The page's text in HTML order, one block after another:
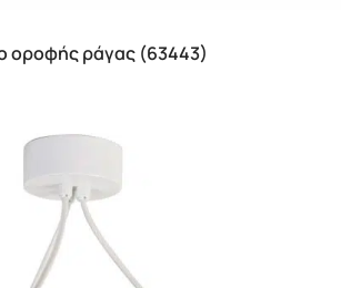
οροφής ράγας (63443)